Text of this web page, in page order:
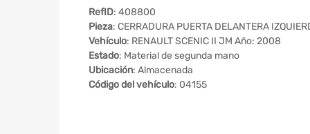
RefID: 408800
Pieza: CERRADURA PUERTA DELANTERA
Vehículo: RENAULT SCENIC II JM Año: 2008
Estado: Material de segunda mano
Ubicación: Almacenada
Código del vehículo: 04155